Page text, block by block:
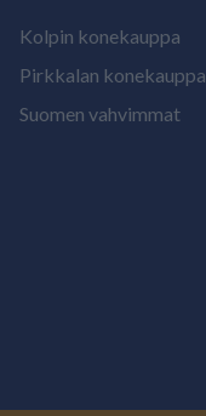
Kolpin konekauppa
Pirkkalan konekauppa
Suomen vahvimmat